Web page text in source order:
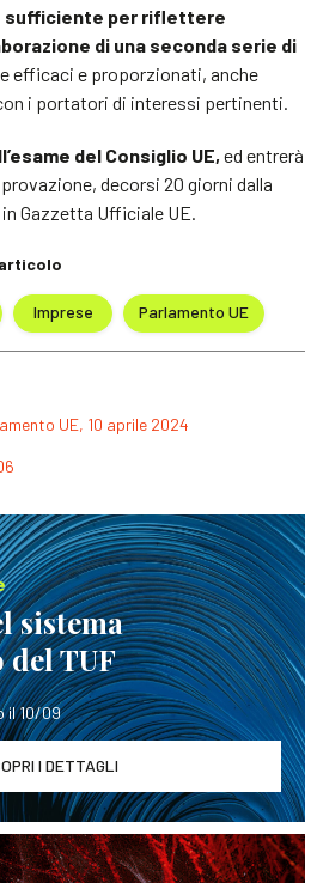
sufficiente per riflettere
di una seconda serie di
efficaci e proporzionati, anche
i portatori di interessi pertinenti.
del Consiglio UE, ed entrerà
decorsi 20 giorni dalla
Gazzetta Ufficiale UE.
Imprese Parlamento UE
UE, 10 aprile 2024
sistema
TUF
il 10/09
I DETTAGLI